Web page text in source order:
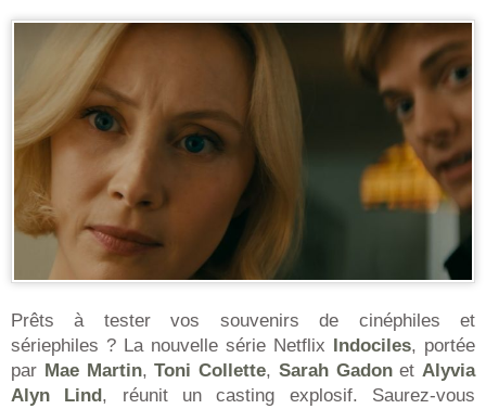
Prêts à tester vos souvenirs de cinéphiles et
sériephiles ? La nouvelle série Netflix Indociles, portée
par Mae Martin,Toni Collette, Sarah Gadonet Alyvia
Alyn Lind, réunit un casting explosif. Saurez-vous